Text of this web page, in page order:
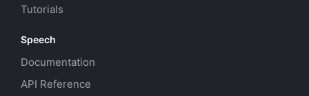
Tutorials
Speech
Documentation
API Reference